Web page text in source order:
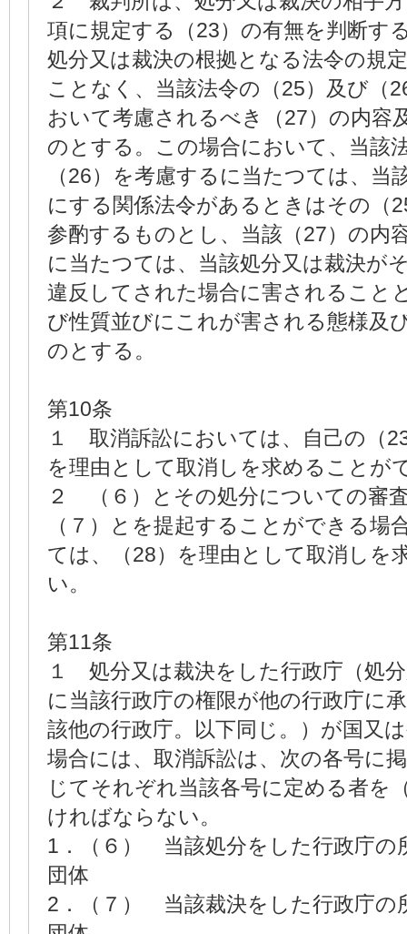
項に規定する（23）の有無を判断す
処分又は裁決の根拠となる法令の規
ことなく、当該法令の（25）及び（
おいて考慮されるべき（27）の内容
のとする。この場合において、当該
（26）を考慮するに当たつては、当
にする関係法令があるときはその（
参酌するものとし、当該（27）の内
に当たつては、当該処分又は裁決が
違反してされた場合に害されること
び性質並びにこれが害される態様及
のとする。
第10条
１ 取消訴訟においては、自己の（
を理由として取消しを求めることが
２ （６）とその処分についての審
（７）とを提起することができる場
ては、（28）を理由として取消しを
い。
第11条
１ 処分又は裁決をした行政庁（処
に当該行政庁の権限が他の行政庁に
該他の行政庁。以下同じ。）が国又
場合には、取消訴訟は、次の各号に
じてそれぞれ当該各号に定める者を
ければならない。
1．（６） 当該処分をした行政庁の
団体
2．（７） 当該裁決をした行政庁の